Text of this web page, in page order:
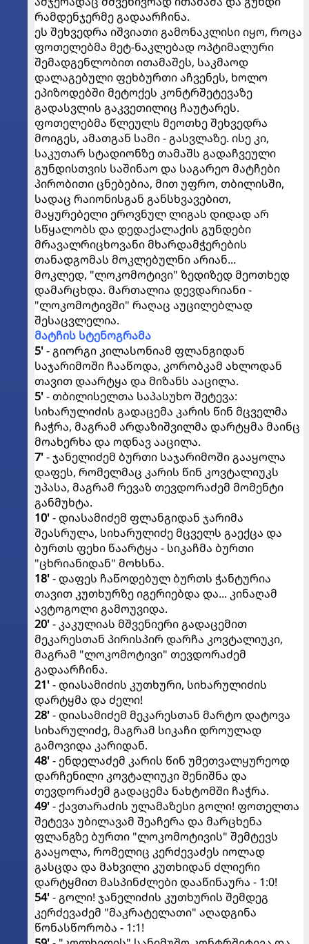
რამდენჯერმე გადაარჩინა.
ეს შეხვედრა იშვიათი გამონაკლისი იყო, როცა
ფოთელებმა მეტ-ნაკლებად ოპტიმალური
შემადგენლობით ითამაშეს, საკმაოდ
დალაგებული ფეხბურთი აჩვენეს, ხოლო
ეპიზოდებში მეტოქეს კონტრშეტევაზე
გადასვლის გაკვეთილიც ჩაუტარეს.
ფოთელებმა წლეულს მეოთხე შეხვედრა
მოიგეს, ამათგან სამი - გასვლაზე. ისე კი,
საკუთარ სტადიონზე თამაშს გადაჩვეული
გუნდისთვის საშინაო და საგარეო მატჩები
პირობითი ცნებებია, მით უფრო, თბილისში,
სადაც რაიონისგან განსხვავებით,
მაყურებელი ეროვნულ ლიგას დიდად არ
სწყალობს და დედაქალაქის გუნდები
მრავალრიცხოვანი მხარდამჭერების
თანადგომას მოკლებულნი არიან...
მოკლედ, "ლოკომოტივი" ზედიზედ მეოთხედ
დამარცხდა. მართალია დევდარიანი -
"ლოკომოტივში" რაღაც აუცილებლად
შესაცვლელია.
მატჩის სტენოგრამა
5'- გიორგი კილასონიამ ფლანგიდან
საჯარიმოში ჩააწოდა, კორობკამ ახლოდან
თავით დაარტყა და მიზანს ააცილა.
5'- თბილისელთა საპასუხო შეტევა:
სიხარულიძის გადაცემა კარის წინ მცველმა
ჩაჭრა, მაგრამ არდაზიშვილმა დარტყმა მაინც
მოახერხა და ოდნავ ააცილა.
7'- ჯანელიძემ ბურთი საჯარიმოში გააყოლა
დაფეს, რომელმაც კარის წინ კოვტალიუკს
უპასა, მაგრამ რევაზ თევდორაძემ მომენტი
განმუხტა.
10'- დიასამიძემ ფლანგიდან ჯარიმა
შეასრულა, სიხარულიძე მცველს გაექცა და
ბურთს ფეხი წაარტყა - სიკაჩმა ბურთი
"ცხრიანიდან" მოხსნა.
18'- დაფეს ჩაწოდებულ ბურთს ჭანტურია
თავით კუთხურზე იგერიებდა და... კინაღამ
ავტოგოლი გამოუვიდა.
20'- კაკულიას მშვენიერი გადაცემით
მეკარესთან პირისპირ დარჩა კოვტალიუკი,
მაგრამ "ლოკომოტივი" თევდორაძემ
გადაარჩინა.
21'- დიასამიძის კუთხური, სიხარულიძის
დარტყმა და ძელი!
28'- დიასამიძემ მეკარესთან მარტო დატოვა
სიხარულიძე, მაგრამ სიკაჩი დროულად
გამოვიდა კარიდან.
48'- ენდელაძემ კარის წინ უმეთვალყურეოდ
დარჩენილი კოვტალიუკი შენიშნა და
თევდორაძემ გადაცემა ნახტომში ჩაჭრა.
49'- ქავთარაძის ულამაზესი გოლი! ფოთელთა
შეტევა უბილავამ შეაჩერა და მარცხენა
ფლანგზე ბურთი "ლოკომოტივის" შემტევს
გააყოლა, რომელიც კერძევაძეს იოლად
გასცდა და მახვილი კუთხიდან ძლიერი
დარტყმით მასპინძლები დააწინაურა - 1:0!
54'- გოლი! ჯანელიძის კუთხურის შემდეგ
კერძევაძემ "მაკრატელათი" აღადგინა
წონასწორობა - 1:1!